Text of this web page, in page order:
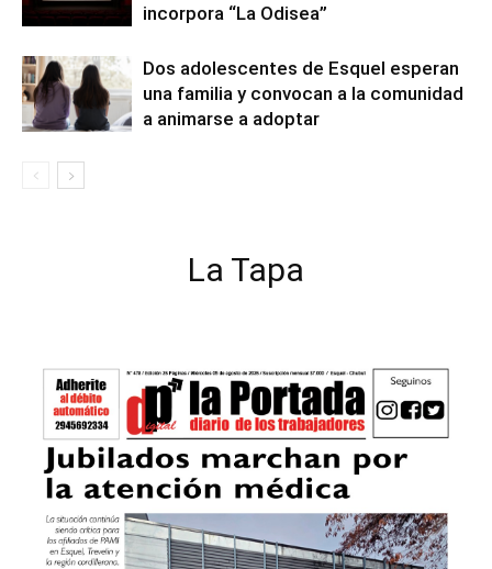
incorpora “La Odisea”
Dos adolescentes de Esquel esperan
una familia y convocan a la comunidad
a animarse a adoptar
La Tapa